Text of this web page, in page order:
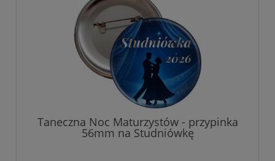
Taneczna Noc Maturzystów - przypinka
56mm na Studniówkę